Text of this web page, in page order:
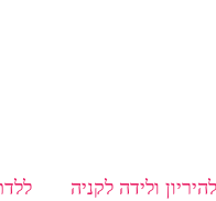
ולידה לקניה